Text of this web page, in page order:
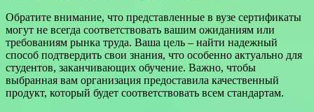
Обратите внимание, что представленные в вузе сертификаты
могут не всегда соответствовать вашим ожиданиям или
требованиям рынка труда. Ваша цель – найти надежный
способ подтвердить свои знания, что особенно актуально для
студентов, заканчивающих обучение. Важно, чтобы
выбранная вам организация предоставила качественный
продукт, который будет соответствовать всем стандартам.